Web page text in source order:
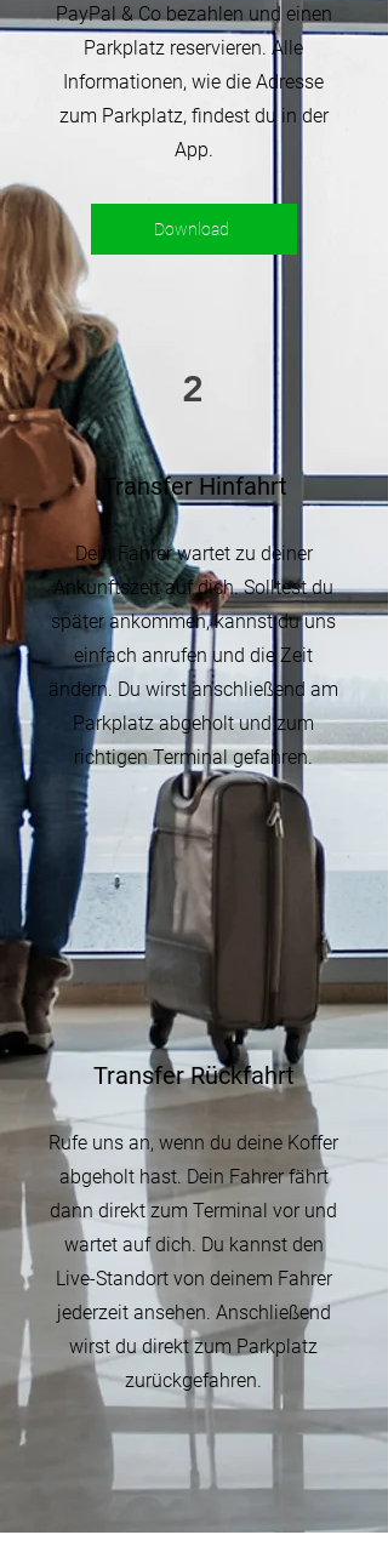
PayPal & Co bezahlen und einen
Parkplatz reservieren. Alle
Informationen, wie die Adresse
zum Parkplatz, findest du in der
App.
Download
2
Transfer Hinfahrt
Dein Fahrer wartet zu deiner
Ankunftszeit auf dich. Solltest du
später ankommen, kannst du uns
einfach anrufen und die Zeit
ändern. Du wirst anschließend am
Parkplatz abgeholt und zum
richtigen Terminal gefahren.
Transfer Rückfahrt
Rufe uns an, wenn du deine Koffer
abgeholt hast. Dein Fahrer fährt
dann direkt zum Terminal vor und
wartet auf dich. Du kannst den
Live-Standort von deinem Fahrer
jederzeit ansehen. Anschließend
wirst du direkt zum Parkplatz
zurückgefahren.